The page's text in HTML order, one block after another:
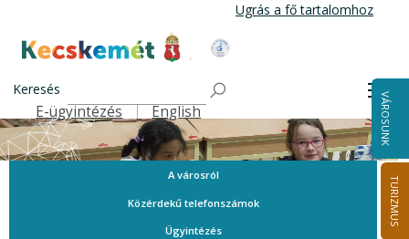
tartalomra
Ugrás a fő tartalomhoz
Kecskemét Város Honlapja
Keresés
Felső navigáció
E-ügyintézés English VÁROSUNK
TURIZMUS
A városról
Közérdekű telefonszámok
Ügyintézés